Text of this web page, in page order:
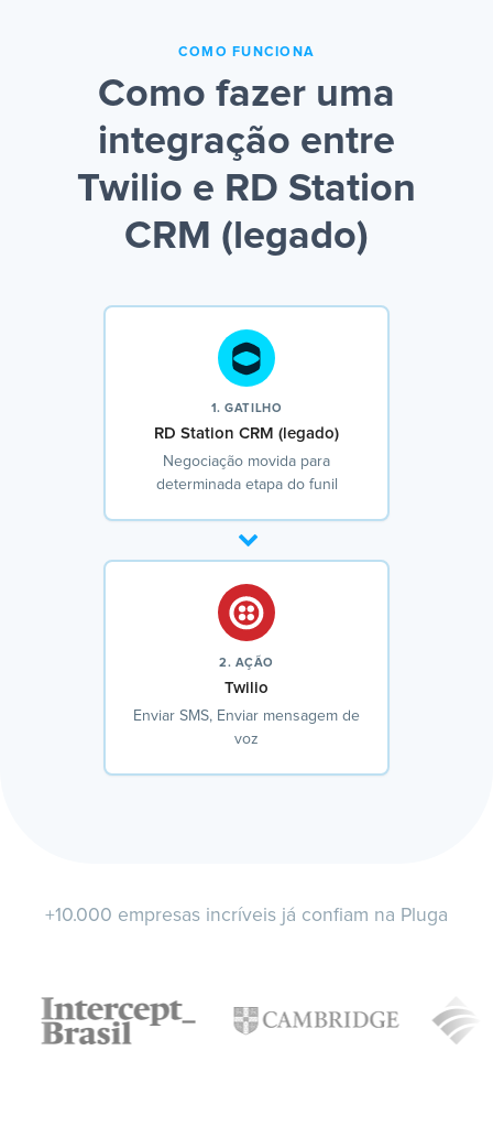
COMO FUNCIONA
Como fazer uma
integração entre
Twilio e RD Station
CRM (legado)
1. GATILHO
RD Station CRM (legado)
Negociação movida para
determinada etapa do funil
2. AÇÃO
Twilio
Enviar SMS, Enviar mensagem de
voz
+10.000 empresas incríveis já confiam na Pluga